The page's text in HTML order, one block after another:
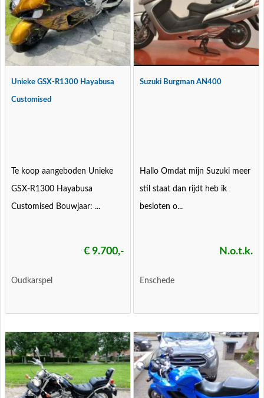
Unieke GSX-R1300 Hayabusa
Customised
Te koop aangeboden Unieke
GSX-R1300 Hayabusa
Customised Bouwjaar: ...
€ 9.700,-
Oudkarspel
Suzuki Burgman AN400
Hallo Omdat mijn Suzuki meer
stil staat dan rijdt heb ik
besloten o...
N.o.t.k.
Enschede